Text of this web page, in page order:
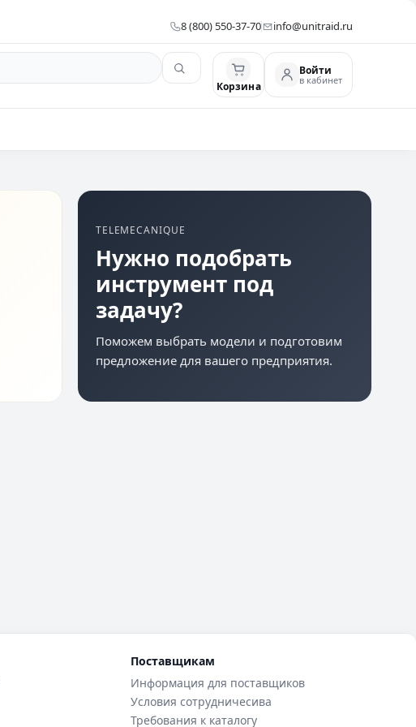
8 (800) 550-37-70 info@unitraid.ru
Корзина
Войти
в кабинет
TELEMECANIQUE
Нужно подобрать
инструмент под
задачу?
Поможем выбрать модели и подготовим
предложение для вашего предприятия.
Поставщикам
Информация для поставщиков
Условия сотрудничесива
Требования к каталогу